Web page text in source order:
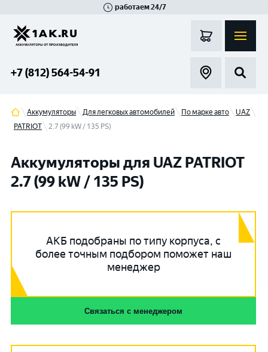
работаем 24/7
+7 (812) 564-54-91
Аккумуляторы Для легковых автомобилей По марке авто
UAZ
PATRIOT
2.7 (99 kW / 135 PS)
Аккумуляторы для UAZ PATRIOT
2.7 (99 kW / 135 PS)
АКБ подобраны по типу корпуса, с
более точным подбором поможет наш
менеджер
Связаться с менеджером
Гатчина